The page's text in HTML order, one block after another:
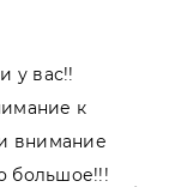
у вас!!
к
внимание
большое!!!